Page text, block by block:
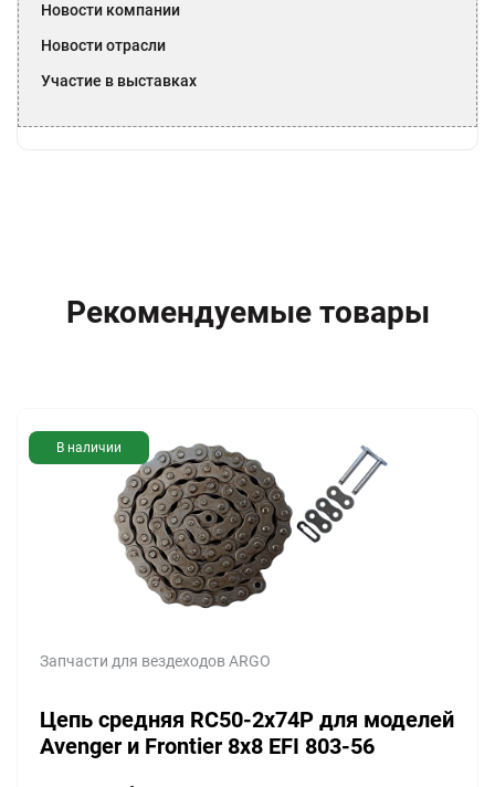
Новости компании
Новости отрасли
Участие в выставках
Рекомендуемые товары
В наличии
Запчасти для вездеходов ARGO
Цепь средняя RC50-2x74P для моделей
Avenger и Frontier 8х8 EFI 803-56